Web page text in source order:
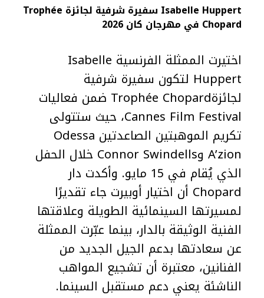
Isabelle Huppert سفيرة شرفية لجائزة Trophée
Chopard في مهرجان كان 2026
اختيرت الممثلة الفرنسية Isabelle
Huppert لتكون سفيرة شرفية
لجائزةTrophée Chopard ضمن فعاليات
Cannes Film Festival، حيث ستتولى
تكريم الموهبتين الصاعدتين Odessa
A’zion وConnor Swindells خلال الحفل
الذي يُقام في 15 مايو. وأكدت دار
Chopard أن اختيار أوبيرت جاء تقديرًا
لمسيرتها السينمائية الطويلة وعلاقتها
الفنية الوثيقة بالدار، بينما عبّرت الممثلة
عن سعادتها بدعم الجيل الجديد من
الفنانين، معتبرة أن تشجيع المواهب
الناشئة يعني دعم مستقبل السينما.